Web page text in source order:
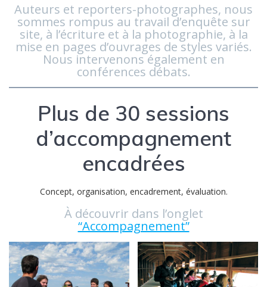
Auteurs et reporters-photographes, nous
sommes rompus au travail d’enquête sur
site, à l’écriture et à la photographie, à la
mise en pages d’ouvrages de styles variés.
Nous intervenons également en
conférences débats.
Plus de 30 sessions
d’accompagnement
encadrées
Concept, organisation, encadrement, évaluation.
À découvrir dans l’onglet
“Accompagnement”